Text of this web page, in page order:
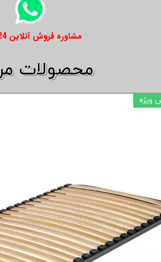
​​مشاوره فروش آنلاین 24 ساعته
ویژه
​​محصولات